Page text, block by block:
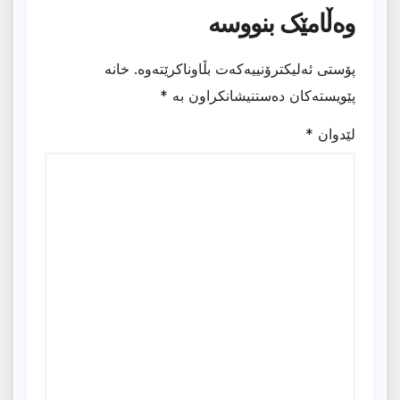
وەڵامێک بنووسە
پۆستی ئەلیکترۆنییەکەت بڵاوناکرێتەوە. خانە
پێویستەکان دەستنیشانکراون بە *
لێدوان *